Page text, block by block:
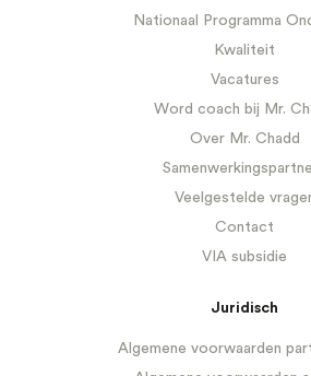
Nationaal Programma
Kwaliteit
Vacatures
Word coach bij Mr.
Over Mr. Chadd
Veelgestelde
Contact
VIA subsidie
Juridisch
Algemene voorwaarden